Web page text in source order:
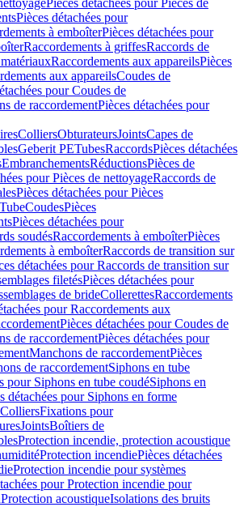
Pièces détachées pour Pièces de
Pièces détachées pour
à emboîterPièces détachées pour
Raccordements à griffesRaccords de
Raccordements aux appareilsPièces
aux appareilsCoudes de
pour Coudes de
de raccordementPièces détachées pour
ColliersObturateursJointsCapes de
Geberit PETubesRaccordsPièces détachées
EmbranchementsRéductionsPièces de
pour Pièces de nettoyageRaccords de
Pièces détachées pour Pièces
CoudesPièces
Pièces détachées pour
soudésRaccordements à emboîterPièces
à emboîterRaccords de transition sur
détachées pour Raccords de transition sur
filetésPièces détachées pour
de brideCollerettesRaccordements
pour Raccordements aux
Pièces détachées pour Coudes de
de raccordementPièces détachées pour
Manchons de raccordementPièces
de raccordementSiphons en tube
pour Siphons en tube coudéSiphons en
détachées pour Siphons en forme
ColliersFixations pour
JointsBoîtiers de
Protection incendie, protection acoustique
Protection incendiePièces détachées
Protection incendie pour systèmes
pour Protection incendie pour
Protection acoustiqueIsolations des bruits